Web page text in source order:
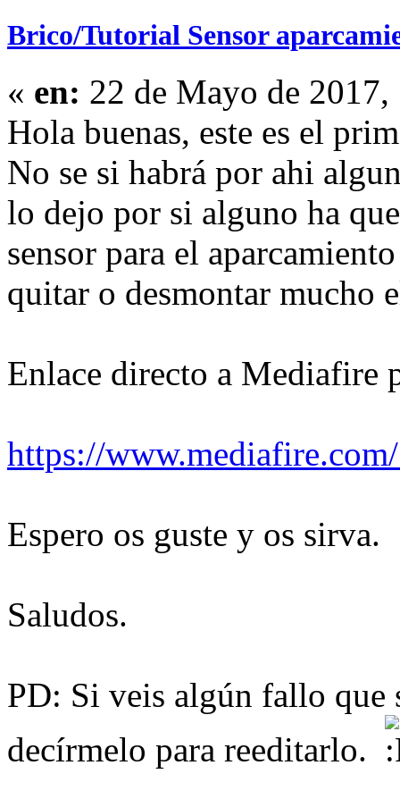
Brico/Tutorial Sensor
« en: 22 de Mayo de
Hola buenas, este es el
No se si habrá por ahi
lo dejo por si alguno ha
sensor para el
quitar o desmontar mucho
Enlace directo a Mediafire
https://
Espero os guste y os sirva.
Saludos.
PD: Si veis algún fallo que
decírmelo para reeditarlo.